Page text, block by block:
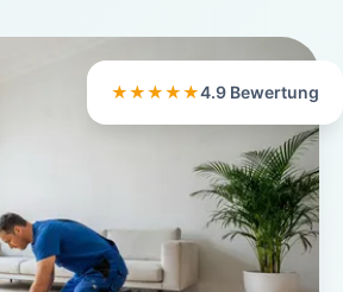
★★★★★4.9 Bewertung